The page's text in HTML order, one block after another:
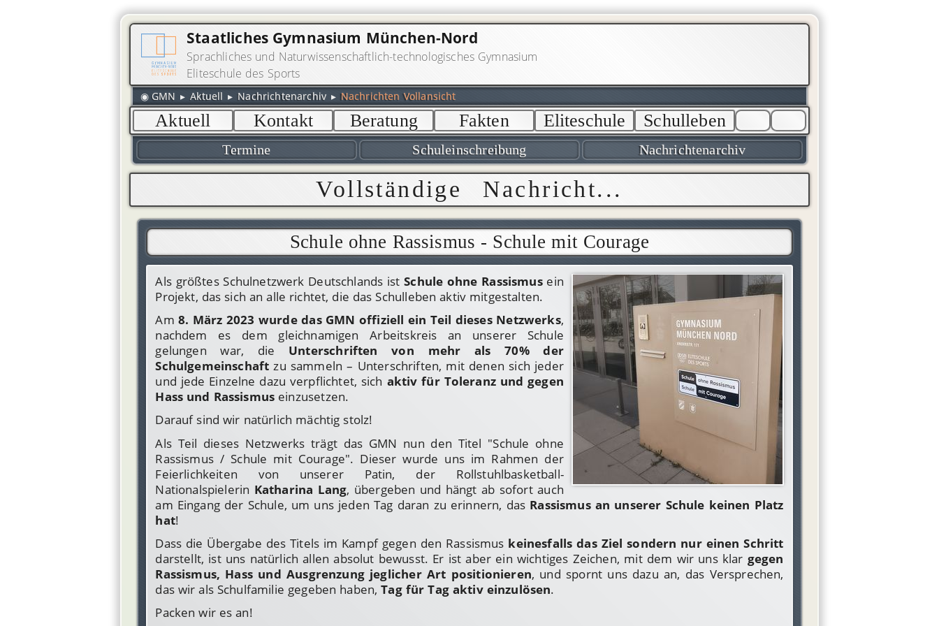
Staatliches Gymnasium München-Nord
Sprachliches und Naturwissenschaftlich-technologisches Gymnasium
Eliteschule des Sports
◉ GMN ▸ Aktuell ▸ Nachrichtenarchiv ▸ Nachrichten Vollansicht
Navigation
überspringen
Aktuell Kontakt Beratung Fakten Eliteschule Schulleben
Navigation
überspringen
Termine Schuleinschreibung Nachrichtenarchiv
Vollständige Nachricht...
Schule ohne Rassismus - Schule mit Courage
Als größtes Schulnetzwerk Deutschlands istSchule ohne Rassismusein
Projekt, das sich an alle richtet, die das Schulleben aktiv mitgestalten.
Am8. März 2023 wurde das GMN offiziell ein Teil dieses Netzwerks,
nachdem es dem gleichnamigen Arbeitskreis an unserer Schule
gelungen war, die Unterschriften von mehr als 70% der
Schulgemeinschaft zu sammeln – Unterschriften, mit denen sich jeder
und jede Einzelne dazu verpflichtet, sich aktiv für Toleranz und gegen
Hass und Rassismus einzusetzen.
Darauf sind wir natürlich mächtig stolz!
Als Teil dieses Netzwerks trägt das GMN nun den Titel "Schule ohne
Rassismus / Schule mit Courage". Dieser wurde uns im Rahmen der
Feierlichkeiten von unserer Patin, der Rollstuhlbasketball-
Nationalspielerin Katharina Lang, übergeben und hängt ab sofort auch
am Eingang der Schule, um uns jeden Tag daran zu erinnern, das Rassismus an unserer Schule keinen Platz
hat!
Dass die Übergabe des Titels im Kampf gegen den Rassismus keinesfalls das Ziel sondern nur einen Schritt
darstellt, ist uns natürlich allen absolut bewusst. Er ist aber ein wichtiges Zeichen, mit dem wir uns klar gegen
Rassismus, Hass und Ausgrenzung jeglicher Art positionieren, und spornt uns dazu an, das Versprechen,
das wir als Schulfamilie gegeben haben,Tag für Tag aktiv einzulösen.
Packen wir es an!